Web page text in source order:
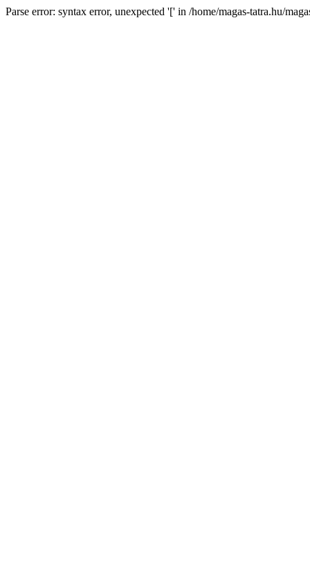
Parse error: syntax error, unexpected '[' in /home/magas-tatra.hu/